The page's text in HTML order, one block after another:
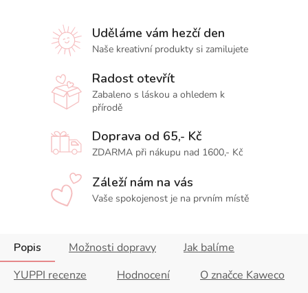
Uděláme vám hezčí den
Naše kreativní produkty si zamilujete
Radost otevřít
Zabaleno s láskou a ohledem k
přírodě
Doprava od 65,- Kč
ZDARMA při nákupu nad 1600,- Kč
Záleží nám na vás
Vaše spokojenost je na prvním místě
Popis Možnosti dopravy
Jak balíme
YUPPI recenze
Hodnocení
O značce Kaweco